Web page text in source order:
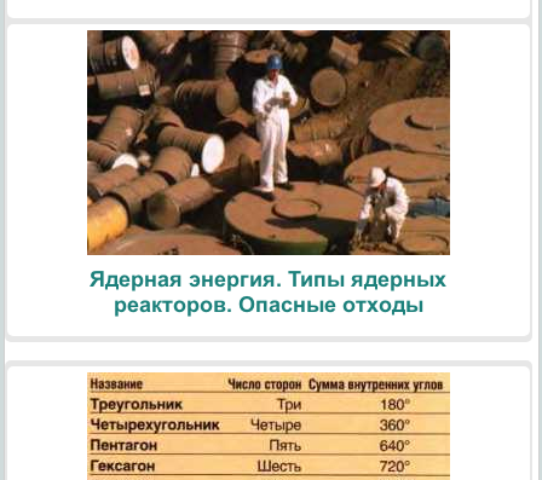
Ядерная энергия. Типы ядерных
реакторов. Опасные отходы